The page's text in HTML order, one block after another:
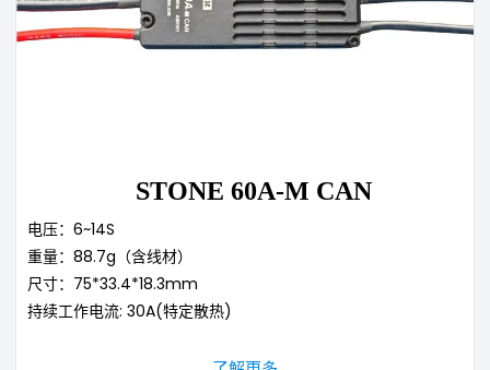
STONE 60A-M CAN
电压：6~14S
重量：88.7g（含线材）
尺寸：75*33.4*18.3mm
持续工作电流: 30A(特定散热)